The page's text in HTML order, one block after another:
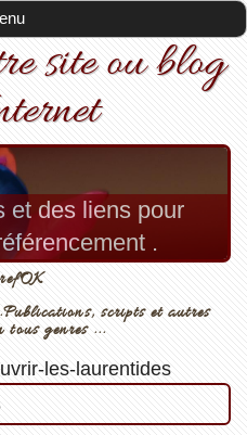
site ou blog
et des liens pour
.
scripts et autres
genres ...
les-laurentides